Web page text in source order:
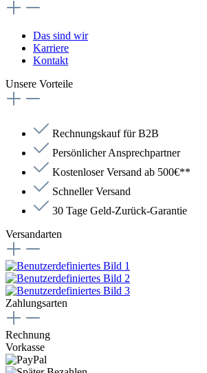
Das sind wir
Karriere
Kontakt
Unsere Vorteile
Rechnungskauf für B2B
Persönlicher Ansprechpartner
Kostenloser Versand ab 500€**
Schneller Versand
30 Tage Geld-Zurück-Garantie
Versandarten
Zahlungsarten
Rechnung
Vorkasse